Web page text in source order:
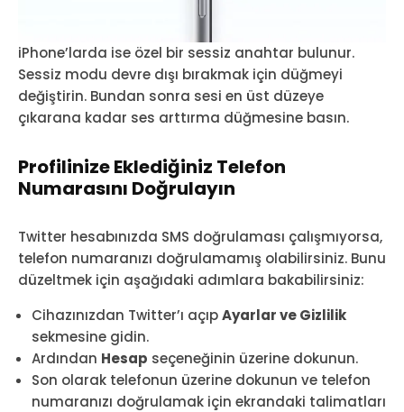
iPhone’larda ise özel bir sessiz anahtar bulunur.
Sessiz modu devre dışı bırakmak için düğmeyi
değiştirin. Bundan sonra sesi en üst düzeye
çıkarana kadar ses arttırma düğmesine basın.
Profilinize Eklediğiniz Telefon
Numarasını Doğrulayın
Twitter hesabınızda SMS doğrulaması çalışmıyorsa,
telefon numaranızı doğrulamamış olabilirsiniz. Bunu
düzeltmek için aşağıdaki adımlara bakabilirsiniz:
Cihazınızdan Twitter’ı açıpAyarlar ve Gizlilik
sekmesine gidin.
Ardından Hesap seçeneğinin üzerine dokunun.
Son olarak telefonun üzerine dokunun ve telefon
numaranızı doğrulamak için ekrandaki talimatları